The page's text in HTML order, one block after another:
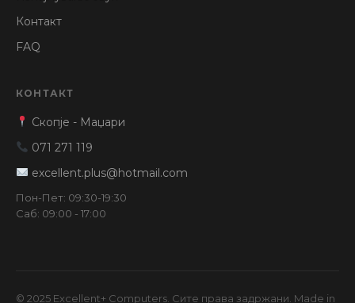
Контакт
FAQ
КОНТАКТ
Скопје - Маџари
071 271 119
excellent.plus@hotmail.com
Пон-Пет: 09:30-19:30
Саб: 09:00 - 17:00
© 2025 Excellent+ Computers. Сите права задржани. Made in